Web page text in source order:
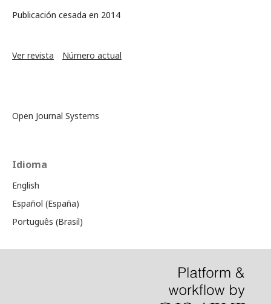
Publicación cesada en 2014
Ver revista Número actual
Open Journal Systems
Idioma
English
Español (España)
Português (Brasil)